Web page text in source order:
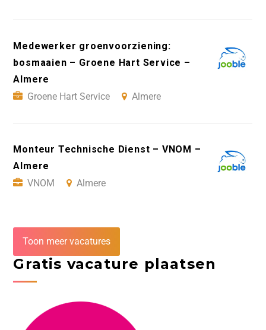
Medewerker groenvoorziening:
bosmaaien – Groene Hart Service –
Almere
Groene Hart Service
Almere
Monteur Technische Dienst – VNOM –
Almere
VNOM
Almere
Toon meer vacatures
Gratis vacature plaatsen